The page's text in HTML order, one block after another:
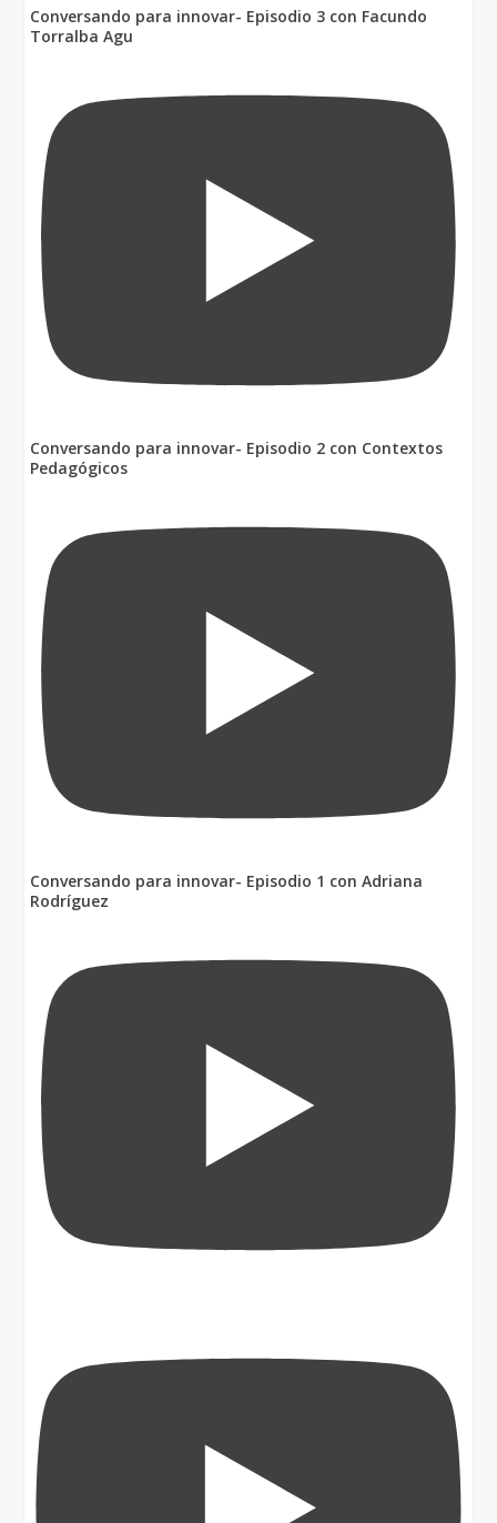
Conversando para innovar- Episodio 3 con Facundo
Torralba Agu
Conversando para innovar- Episodio 2 con Contextos
Pedagógicos
Conversando para innovar- Episodio 1 con Adriana
Rodríguez